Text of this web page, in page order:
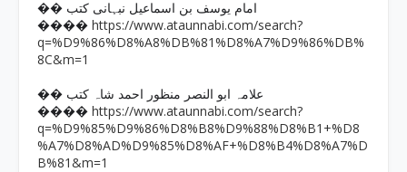
�� امام یوسف بن اسماعیل نبہانی کتب
���� https://www.ataunnabi.com/search?
q=%D9%86%D8%A8%DB%81%D8%A7%D9%86%DB%
8C&m=1
�� علامہ ابو النصر منظور احمد شاہ کتب
���� https://www.ataunnabi.com/search?
q=%D9%85%D9%86%D8%B8%D9%88%D8%B1+%D8
%A7%D8%AD%D9%85%D8%AF+%D8%B4%D8%A7%D
B%81&m=1